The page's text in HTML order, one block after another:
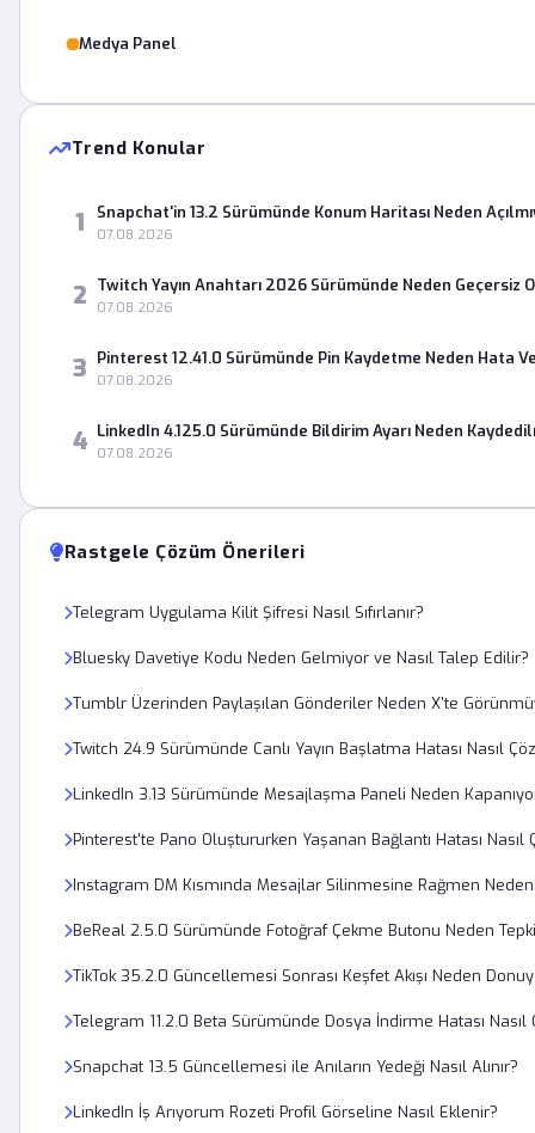
Medya Panel
Trend Konular
1 Snapchat'in 13.2 Sürümünde Konum Haritası Neden
07.08.2026
2 Twitch Yayın Anahtarı 2026 Sürümünde Neden Geçersiz
07.08.2026
3 Pinterest 12.41.0 Sürümünde Pin Kaydetme Neden Hata
07.08.2026
4 LinkedIn 4.125.0 Sürümünde Bildirim Ayarı Neden
07.08.2026
Rastgele Çözüm Önerileri
Telegram Uygulama Kilit Şifresi Nasıl Sıfırlanır?
Bluesky Davetiye Kodu Neden Gelmiyor ve Nasıl Talep Edilir?
Tumblr Üzerinden Paylaşılan Gönderiler Neden X'te
Twitch 24.9 Sürümünde Canlı Yayın Başlatma Hatası Nasıl
LinkedIn 3.13 Sürümünde Mesajlaşma Paneli Neden
Pinterest'te Pano Oluştururken Yaşanan Bağlantı Hatası Nasıl
Instagram DM Kısmında Mesajlar Silinmesine Rağmen
BeReal 2.5.0 Sürümünde Fotoğraf Çekme Butonu Neden
TikTok 35.2.0 Güncellemesi Sonrası Keşfet Akışı Neden
Telegram 11.2.0 Beta Sürümünde Dosya İndirme Hatası Nasıl
Snapchat 13.5 Güncellemesi ile Anıların Yedeği Nasıl Alınır?
LinkedIn İş Arıyorum Rozeti Profil Görseline Nasıl Eklenir?